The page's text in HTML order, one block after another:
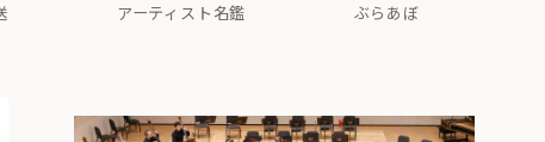
アーティスト名鑑 ぶらあぼ